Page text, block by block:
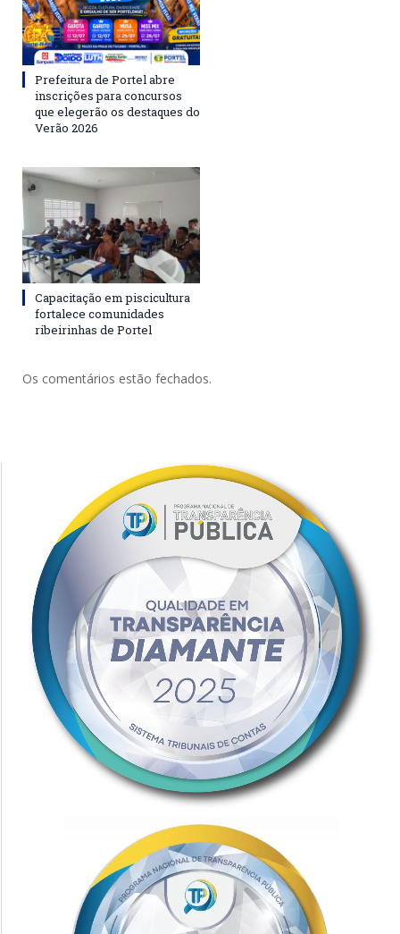
Prefeitura de Portel abre
inscrições para concursos
que elegerão os destaques do
Verão 2026
Capacitação em piscicultura
fortalece comunidades
ribeirinhas de Portel
Os comentários estão fechados.